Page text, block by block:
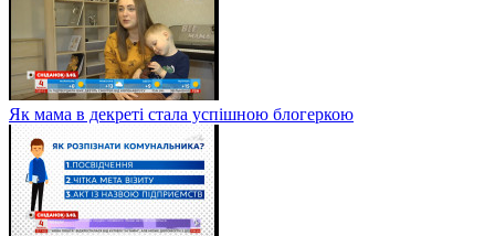
Як мама в декреті стала успішною блогеркою